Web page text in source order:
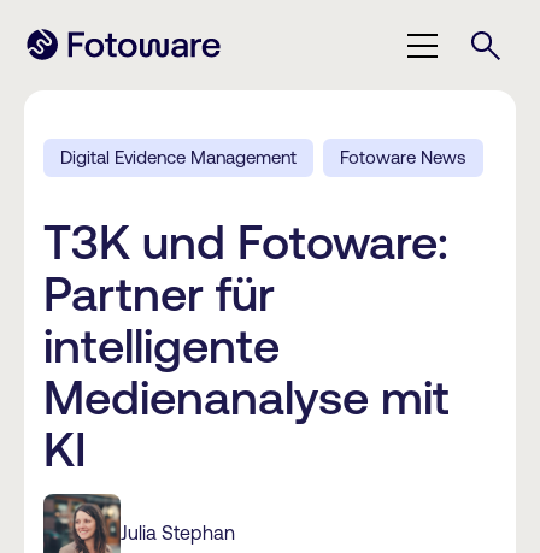
Digital Evidence Management Fotoware News
T3K und Fotoware:
Partner für
intelligente
Medienanalyse mit
KI
Julia Stephan